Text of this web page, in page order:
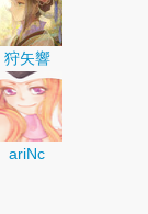
狩矢響
ariNc